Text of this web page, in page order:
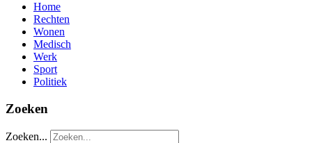
Home
Rechten
Wonen
Medisch
Werk
Sport
Politiek
Zoeken
Zoeken...